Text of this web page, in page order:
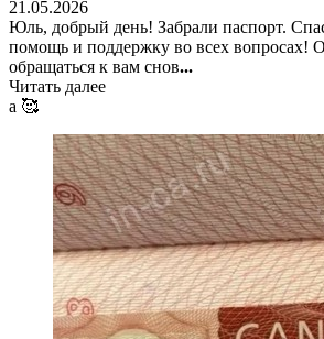
21.05.2026
Юль, добрый день! Забрали паспорт.
помощь и поддержку во всех вопросах!
обращаться к вам снов...
Читать далее
а 🥰